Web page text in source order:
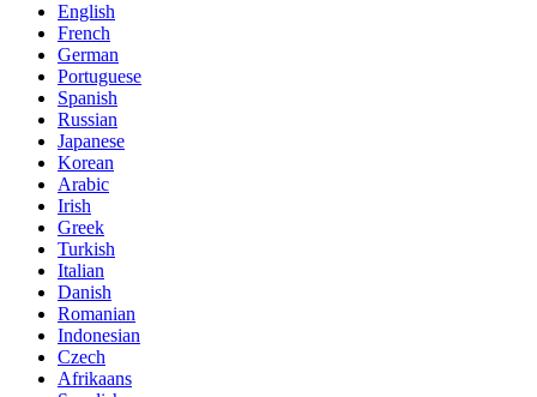
English
French
German
Portuguese
Spanish
Russian
Japanese
Korean
Arabic
Irish
Greek
Turkish
Italian
Danish
Romanian
Indonesian
Czech
Afrikaans